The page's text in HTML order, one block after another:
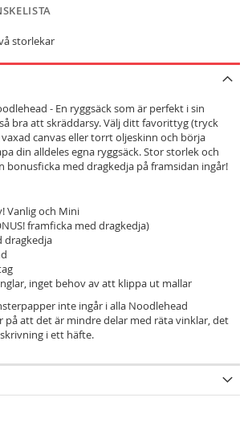
storlekar
- En ryggsäck som är perfekt i sin
bra att skräddarsy. Välj ditt favorittyg (tryck
canvas eller torrt oljeskinn och börja
din alldeles egna ryggsäck. Stor storlek och
bonusficka med dragkedja på framsidan ingår!
Vanlig och Mini
framficka med dragkedja)
dragkedja
inget behov av att klippa ut mallar
inte ingår i alla Noodlehead
på att det är mindre delar med räta vinklar, det
i ett häfte.